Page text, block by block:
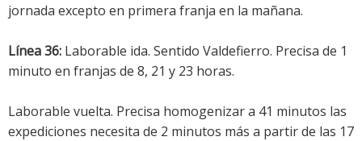
jornada excepto en primera franja en la mañana.
Línea 36: Laborable ida. Sentido Valdefierro. Precisa de 1
minuto en franjas de 8, 21 y 23 horas.
Laborable vuelta. Precisa homogenizar a 41 minutos las
expediciones necesita de 2 minutos más a partir de las 17